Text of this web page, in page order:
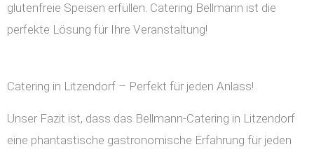
glutenfreie Speisen erfüllen. Catering Bellmann ist die
perfekte Lösung für Ihre Veranstaltung!
Catering in Litzendorf – Perfekt für jeden Anlass!
Unser Fazit ist, dass das Bellmann-Catering in Litzendorf
eine phantastische gastronomische Erfahrung für jeden